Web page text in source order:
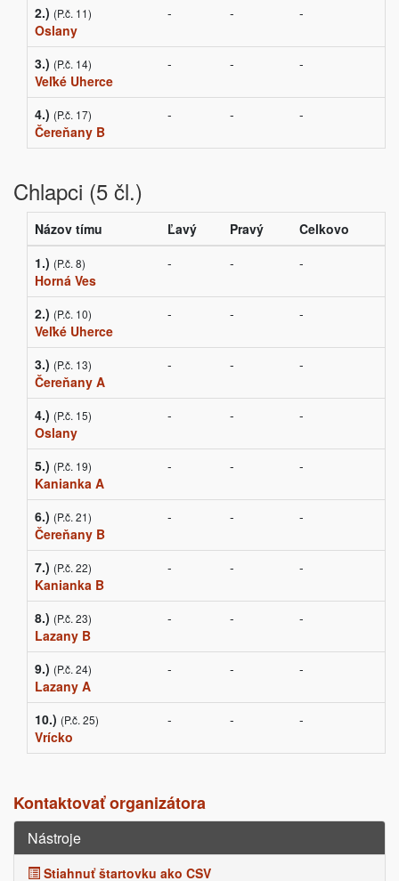
2.) (P.č. 11)
Oslany
- - -
3.) (P.č. 14)
Veľké Uherce
- - -
4.) (P.č. 17)
Čereňany B
- - -
Chlapci (5 čl.)
Názov tímu Ľavý Pravý
Celkovo
1.) (P.č. 8)
Horná Ves
- - -
2.) (P.č. 10)
Veľké Uherce
- - -
3.) (P.č. 13)
Čereňany A
- - -
4.) (P.č. 15)
Oslany
- - -
5.) (P.č. 19)
Kanianka A
- - -
6.) (P.č. 21)
Čereňany B
- - -
7.) (P.č. 22)
Kanianka B
- - -
8.) (P.č. 23)
Lazany B
- - -
9.) (P.č. 24)
Lazany A
- - -
10.) (P.č. 25)
Vrícko
- - -
Kontaktovať organizátora
Nástroje
Stiahnuť štartovku ako CSV